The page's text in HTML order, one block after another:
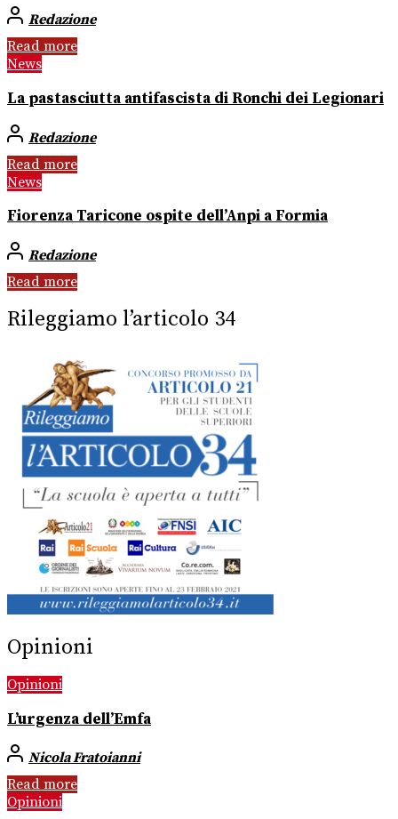
Redazione
Read more
News
La pastasciutta antifascista di Ronchi dei Legionari
Redazione
Read more
News
Fiorenza Taricone ospite dell’Anpi a Formia
Redazione
Read more
Rileggiamo l’articolo 34
Opinioni
Opinioni
L’urgenza dell’Emfa
Nicola Fratoianni
Read more
Opinioni